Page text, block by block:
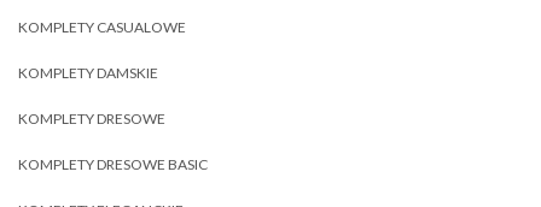
KOMPLETY CASUALOWE
KOMPLETY DAMSKIE
KOMPLETY DRESOWE
KOMPLETY DRESOWE BASIC